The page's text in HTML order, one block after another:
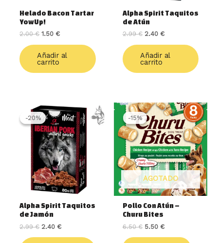
Helado Bacon Tartar
YowUp!
2.00€ 1.50 €
Añadir al
carrito
Alpha Spirit Taquitos
de Atún
2.99€ 2.40 €
Añadir al
carrito
-20%
-20%
Alpha Spirit Taquitos
de Jamón
2.99€
El
precio
original
era:
2.99 €.
2.40 €
El
precio
actual
es:
2.40 €.
-15%
AGOTADO
-15%
Pollo Con Atún –
Churu Bites
6.50€
El
precio
original
era:
6.50 €.
5.50 €
El
precio
actual
es:
5.50 €.